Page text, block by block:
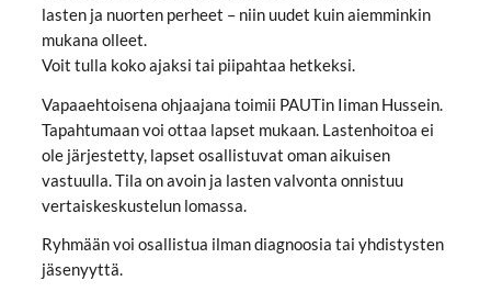
lasten ja nuorten perheet – niin uudet kuin aiemminkin
mukana olleet.
Voit tulla koko ajaksi tai piipahtaa hetkeksi.
Vapaaehtoisena ohjaajana toimii PAUTin Iiman Hussein.
Tapahtumaan voi ottaa lapset mukaan. Lastenhoitoa ei
ole järjestetty, lapset osallistuvat oman aikuisen
vastuulla. Tila on avoin ja lasten valvonta onnistuu
vertaiskeskustelun lomassa.
Ryhmään voi osallistua ilman diagnoosia tai yhdistysten
jäsenyyttä.